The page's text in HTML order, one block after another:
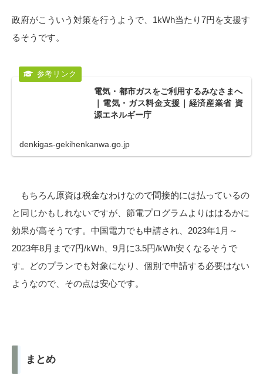
政府がこういう対策を行うようで、1kWh当たり7円を支援す
るそうです。
電気・都市ガスをご利用するみなさまへ
｜電気・ガス料金支援｜経済産業省 資
源エネルギー庁
denkigas-gekihenkanwa.go.jp
もちろん原資は税金なわけなので間接的には払っているの
と同じかもしれないですが、節電プログラムよりははるかに
効果が高そうです。中国電力でも申請され、2023年1月～
2023年8月まで7円/kWh、9月に3.5円/kWh安くなるそうで
す。どのプランでも対象になり、個別で申請する必要はない
ようなので、その点は安心です。
まとめ